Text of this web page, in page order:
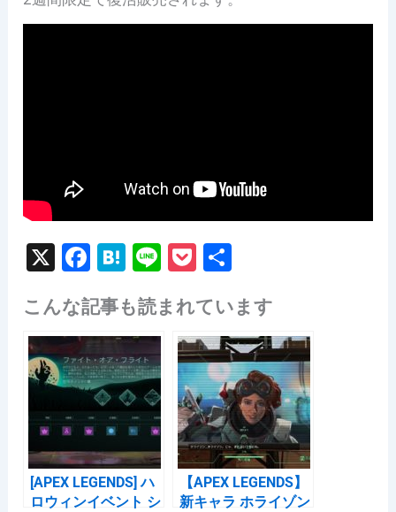
X
F
c
e
b
o
o
k
H
e
n
a
Li
e
P
c
k
et
こんな記事も読まれています
[APEX LEGENDS] ハ
ロウィンイベント シ
【APEX LEGENDS】
新キャラ ホライゾン